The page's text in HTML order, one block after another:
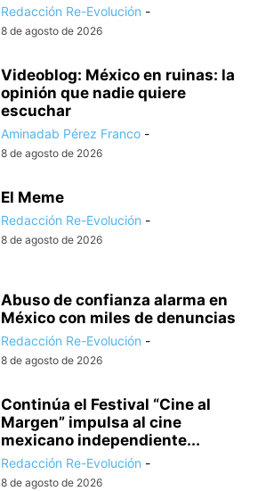
Redacción Re-Evolución -
8 de agosto de 2026
Videoblog: México en ruinas: la
opinión que nadie quiere
escuchar
Aminadab Pérez Franco -
8 de agosto de 2026
El Meme
Redacción Re-Evolución -
8 de agosto de 2026
Abuso de confianza alarma en
México con miles de denuncias
Redacción Re-Evolución -
8 de agosto de 2026
Continúa el Festival “Cine al
Margen” impulsa al cine
mexicano independiente...
Redacción Re-Evolución -
8 de agosto de 2026